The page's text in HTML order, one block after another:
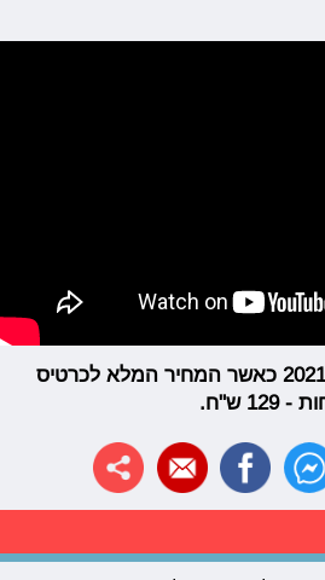
המחזה יעלה ב-24 ביוני 2021 כאשר המחיר המלא לכרטיס